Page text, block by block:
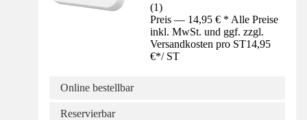
(1)
Preis — 14,95 € * Alle Preise
inkl. MwSt. und ggf. zzgl.
Versandkosten pro ST14,95
€*/ ST
Online bestellbar
Reservierbar